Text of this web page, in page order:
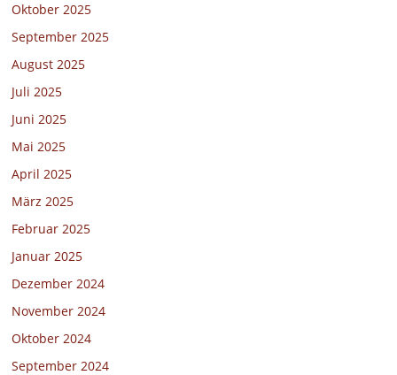
Oktober 2025
September 2025
August 2025
Juli 2025
Juni 2025
Mai 2025
April 2025
März 2025
Februar 2025
Januar 2025
Dezember 2024
November 2024
Oktober 2024
September 2024